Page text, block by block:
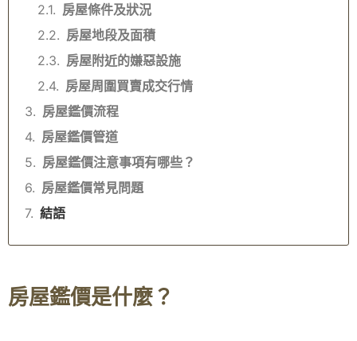
房屋條件及狀況
房屋地段及面積
房屋附近的嫌惡設施
房屋周圍買賣成交行情
房屋鑑價流程
房屋鑑價管道
房屋鑑價注意事項有哪些？
房屋鑑價常見問題
結語
房屋鑑價是什麼？